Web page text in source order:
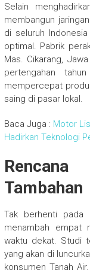
Selain
membangun
di seluruh
optimal. Pabrik
Mas. Cikarang,
pertengahan
mempercepat
saing di pasar lokal.
Baca Juga : Motor
Hadirkan Teknologi
Tambahan
Tak berhenti pada
menambah empat
waktu dekat. Studi
yang akan di
konsumen Tanah